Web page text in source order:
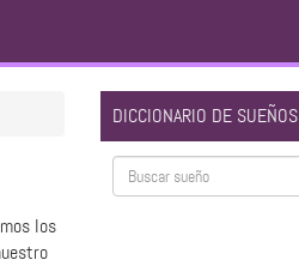
los
DICCIONARIO DE SUEÑOS